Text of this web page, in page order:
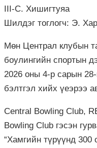
III-С. Хишигтуяа
Шилдэг тоглогч: Э.
Мөн Централ клубын
боулингийн спортын
2026 оны 4-р сарын
бэлтгэл хийх үеэрээ
Central Bowling Club,
Bowling Club гэсэн
“Хамгийн түрүүнд 300